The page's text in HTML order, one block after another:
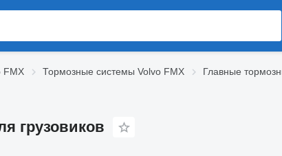
FMX Тормозные системы Volvo FMX
Главные
грузовиков